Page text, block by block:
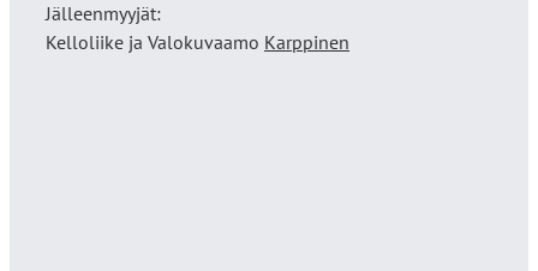
Jälleenmyyjät:
Kelloliike ja Valokuvaamo Karppinen